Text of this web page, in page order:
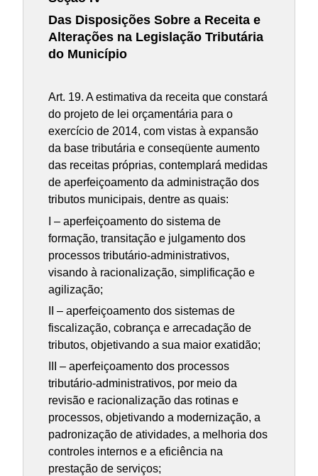
Das Disposições Sobre a Receita e
Alterações na Legislação Tributária
do Município
Art. 19. A estimativa da receita que constará
do projeto de lei orçamentária para o
exercício de 2014, com vistas à expansão
da base tributária e conseqüente aumento
das receitas próprias, contemplará medidas
de aperfeiçoamento da administração dos
tributos municipais, dentre as quais:
I – aperfeiçoamento do sistema de
formação, transitação e julgamento dos
processos tributário-administrativos,
visando à racionalização, simplificação e
agilização;
II – aperfeiçoamento dos sistemas de
fiscalização, cobrança e arrecadação de
tributos, objetivando a sua maior exatidão;
III – aperfeiçoamento dos processos
tributário-administrativos, por meio da
revisão e racionalização das rotinas e
processos, objetivando a modernização, a
padronização de atividades, a melhoria dos
controles internos e a eficiência na
prestação de serviços;